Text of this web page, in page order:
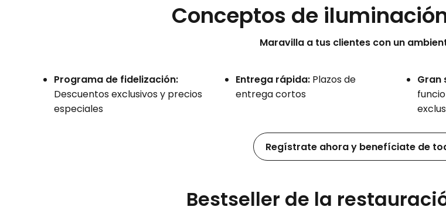
Conceptos de
Maravilla a tus clientes con un
Programa de fidelización:
Descuentos exclusivos y precios
especiales
Entrega rápida: Plazos de
entrega cortos
Gran
Regístrate ahora y benefíciate de
Bestseller de la